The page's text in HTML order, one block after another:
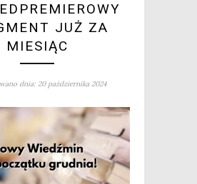
JUŻ ZA
MIESIĄC
dnia: 20 października 2024